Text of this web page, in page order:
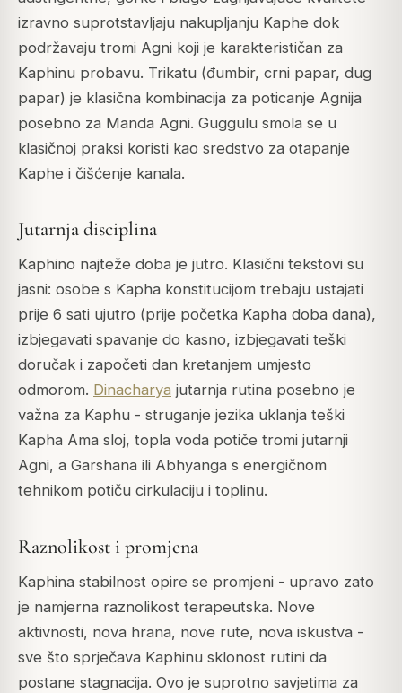
izravno suprotstavljaju nakupljanju Kaphe dok
podržavaju tromi Agni koji je karakterističan za
Kaphinu probavu. Trikatu (đumbir, crni papar, dug
papar) je klasična kombinacija za poticanje Agnija
posebno za Manda Agni. Guggulu smola se u
klasičnoj praksi koristi kao sredstvo za otapanje
Kaphe i čišćenje kanala.
Jutarnja disciplina
Kaphino najteže doba je jutro. Klasični tekstovi su
jasni: osobe s Kapha konstitucijom trebaju ustajati
prije 6 sati ujutro (prije početka Kapha doba dana),
izbjegavati spavanje do kasno, izbjegavati teški
doručak i započeti dan kretanjem umjesto
odmorom. Dinacharya jutarnja rutina posebno je
važna za Kaphu - struganje jezika uklanja teški
Kapha Ama sloj, topla voda potiče tromi jutarnji
Agni, a Garshana ili Abhyanga s energičnom
tehnikom potiču cirkulaciju i toplinu.
Raznolikost i promjena
Kaphina stabilnost opire se promjeni - upravo zato
je namjerna raznolikost terapeutska. Nove
aktivnosti, nova hrana, nove rute, nova iskustva -
sve što sprječava Kaphinu sklonost rutini da
postane stagnacija. Ovo je suprotno savjetima za